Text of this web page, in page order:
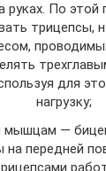
руках. По этой
трицепсы,
для
нагрузку;
мышцам —
передней